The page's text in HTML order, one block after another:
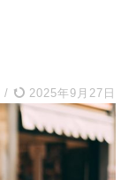
/ 2025年9月27日